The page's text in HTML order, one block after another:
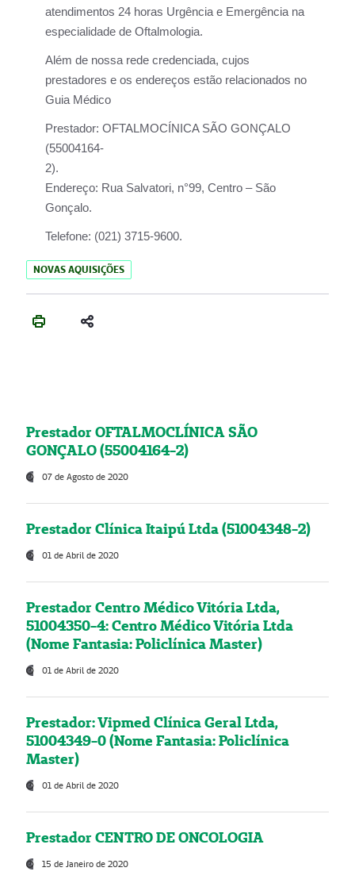
atendimentos 24 horas Urgência e Emergência na
especialidade de Oftalmologia.
Além de nossa rede credenciada, cujos
prestadores e os endereços estão relacionados no
Guia Médico
Prestador: OFTALMOCÍNICA SÃO GONÇALO
(55004164-
2).
Endereço: Rua Salvatori, n°99, Centro – São
Gonçalo.
Telefone: (021) 3715-9600.
NOVAS AQUISIÇÕES
Prestador OFTALMOCLÍNICA SÃO
GONÇALO (55004164-2)
07 de Agosto de 2020
Prestador Clínica Itaipú Ltda (51004348-2)
01 de Abril de 2020
Prestador Centro Médico Vitória Ltda,
51004350-4: Centro Médico Vitória Ltda
(Nome Fantasia: Policlínica Master)
01 de Abril de 2020
Prestador: Vipmed Clínica Geral Ltda,
51004349-0 (Nome Fantasia: Policlínica
Master)
01 de Abril de 2020
Prestador CENTRO DE ONCOLOGIA
15 de Janeiro de 2020